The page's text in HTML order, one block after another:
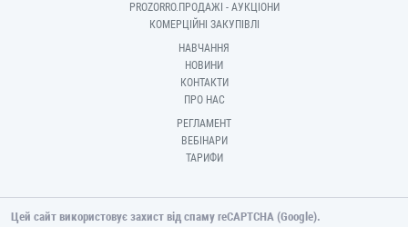
PROZORRO.ПРОДАЖІ - АУКЦІОНИ
КОМЕРЦІЙНІ ЗАКУПІВЛІ
НАВЧАННЯ
НОВИНИ
КОНТАКТИ
ПРО НАС
РЕГЛАМЕНТ
ВЕБІНАРИ
ТАРИФИ
Цей сайт використовує захист від спаму reCAPTCHA (Google).